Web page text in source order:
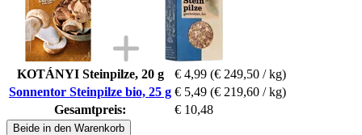
KOTÁNYI Steinpilze, 20 g € 4,99 (€ 249,50 / kg)
Sonnentor Steinpilze bio, 25 g € 5,49 (€ 219,60 / kg)
Gesamtpreis:
€ 10,48
Beide in den Warenkorb